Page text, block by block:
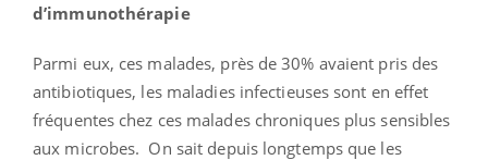
d’immunothérapie
Parmi eux, ces malades, près de 30% avaient pris des
antibiotiques, les maladies infectieuses sont en effet
fréquentes chez ces malades chroniques plus sensibles
aux microbes. On sait depuis longtemps que les